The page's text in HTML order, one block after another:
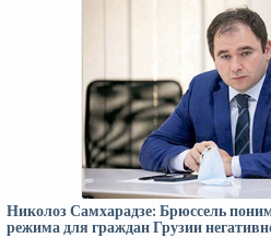
Николоз Самхарадзе: Брюссель
режима для граждан Грузии